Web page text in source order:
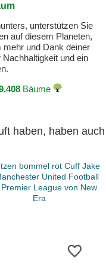
unterstützen Sie
auf diesem Planeten,
und Dank deiner
und ein
Bäume
haben, haben auch